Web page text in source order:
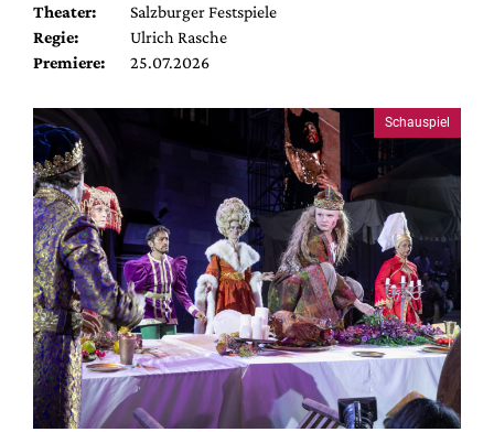
Theater:
Salzburger Festspiele
Regie:
Ulrich Rasche
Premiere:
25.07.2026
Schauspiel